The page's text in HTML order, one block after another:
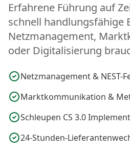
Erfahrene Führung auf
schnell handlungsfähige
Netzmanagement,
oder Digitalisierung
Netzmanagement & NEST-
Marktkommunikation &
Schleupen CS 3.0
24-Stunden-